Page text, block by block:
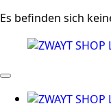
Es befinden sich